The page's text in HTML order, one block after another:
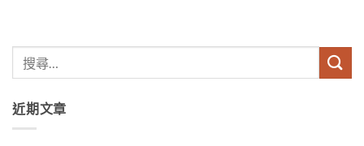
近期文章